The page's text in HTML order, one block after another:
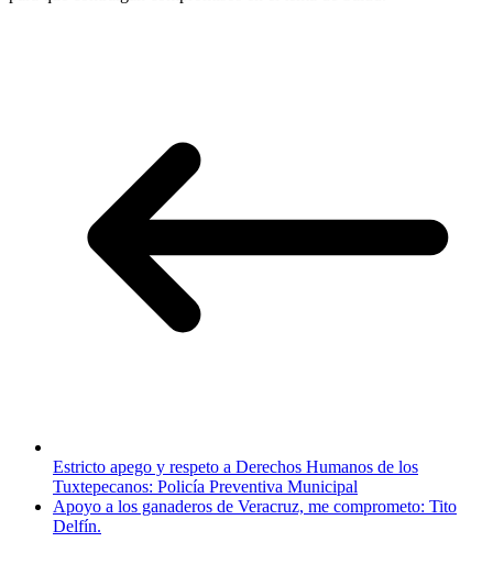
Estricto apego y respeto a Derechos Humanos de los
Tuxtepecanos: Policía Preventiva Municipal
Apoyo a los ganaderos de Veracruz, me comprometo: Tito
Delfín.